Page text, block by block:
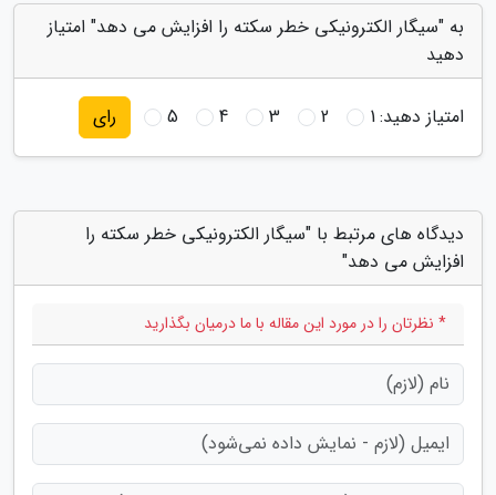
به "سیگار الکترونیکی خطر سکته را افزایش می دهد" امتیاز
دهید
امتیاز دهید:1
2
3
4
5 رای
دیدگاه های مرتبط با "سیگار الکترونیکی خطر سکته را
افزایش می دهد"
* نظرتان را در مورد این مقاله با ما درمیان بگذارید